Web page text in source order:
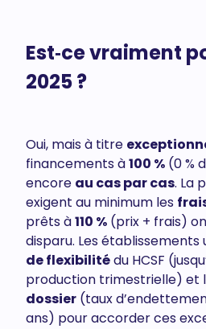
Est‑ce vraiment
2025 ?
Oui, mais à titre
financements à100 % (0 %
encore au cas par cas. La
exigent au minimum les
prêts à110 % (prix + frais)
disparu. Les établissements
de flexibilitédu HCSF
production trimestrielle) et
dossier (taux
ans) pour accorder ces